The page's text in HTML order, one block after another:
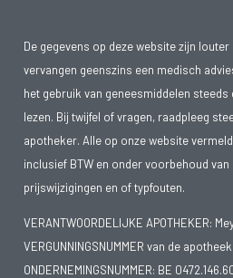
depressie.
De gegevens op deze website zijn
vervangen geenszins een medisch
het gebruik van geneesmiddelen steeds
lezen. Bij twijfel of vragen, raadpleeg
apotheker. Alle op onze website
inclusief BTW en onder voorbehoud van
prijswijzigingen en of typfouten.
VERANTWOORDELIJKE APOTHEKER:
VERGUNNINGSNUMMER van de apotheek
ONDERNEMINGSNUMMER: BE